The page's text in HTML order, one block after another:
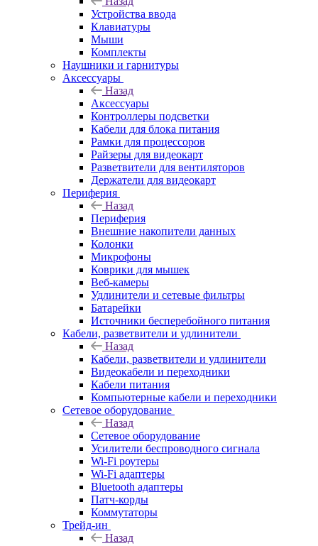
Устройства ввода
Клавиатуры
Мыши
Комплекты
Наушники и гарнитуры
Аксессуары
Назад
Аксессуары
Контроллеры подсветки
Кабели для блока питания
Рамки для процессоров
Райзеры для видеокарт
Разветвители для вентиляторов
Держатели для видеокарт
Периферия
Назад
Периферия
Внешние накопители данных
Колонки
Микрофоны
Коврики для мышек
Веб-камеры
Удлинители и сетевые фильтры
Батарейки
Источники бесперебойного питания
Кабели, разветвители и удлинители
Назад
Кабели, разветвители и удлинители
Видеокабели и переходники
Кабели питания
Компьютерные кабели и переходники
Сетевое оборудование
Назад
Сетевое оборудование
Усилители беспроводного сигнала
Wi-Fi роутеры
Wi-Fi адаптеры
Bluetooth адаптеры
Патч-корды
Коммутаторы
Трейд-ин
Назад